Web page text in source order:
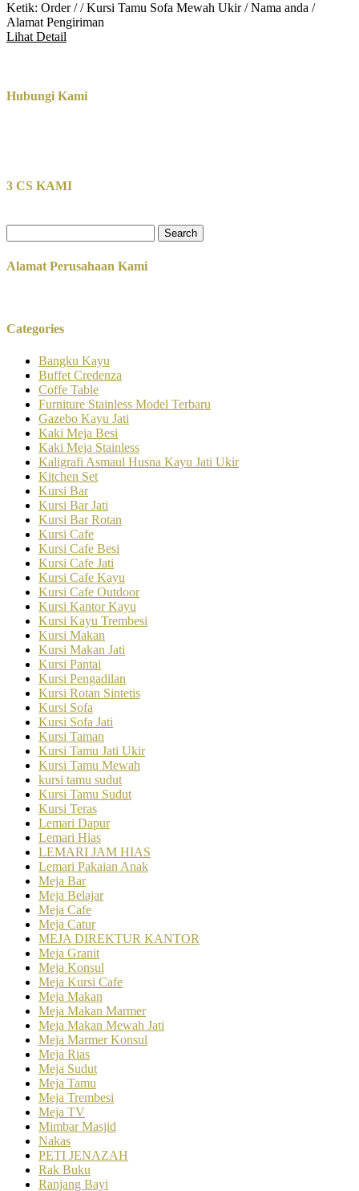
Ketik: Order / / Kursi Tamu Sofa Mewah Ukir / Nama anda /
Alamat Pengiriman
Lihat Detail
Hubungi Kami
3 CS KAMI
for:
Alamat Perusahaan Kami
Categories
Bangku Kayu
Buffet Credenza
Coffe Table
Furniture Stainless Model Terbaru
Gazebo Kayu Jati
Kaki Meja Besi
Kaki Meja Stainless
Kaligrafi Asmaul Husna Kayu Jati Ukir
Kitchen Set
Kursi Bar
Kursi Bar Jati
Kursi Bar Rotan
Kursi Cafe
Kursi Cafe Besi
Kursi Cafe Jati
Kursi Cafe Kayu
Kursi Cafe Outdoor
Kursi Kantor Kayu
Kursi Kayu Trembesi
Kursi Makan
Kursi Makan Jati
Kursi Pantai
Kursi Pengadilan
Kursi Rotan Sintetis
Kursi Sofa
Kursi Sofa Jati
Kursi Taman
Kursi Tamu Jati Ukir
Kursi Tamu Mewah
kursi tamu sudut
Kursi Tamu Sudut
Kursi Teras
Lemari Dapur
Lemari Hias
LEMARI JAM HIAS
Lemari Pakaian Anak
Meja Bar
Meja Belajar
Meja Cafe
Meja Catur
MEJA DIREKTUR KANTOR
Meja Granit
Meja Konsul
Meja Kursi Cafe
Meja Makan
Meja Makan Marmer
Meja Makan Mewah Jati
Meja Marmer Konsul
Meja Rias
Meja Sudut
Meja Tamu
Meja Trembesi
Meja TV
Mimbar Masjid
Nakas
PETI JENAZAH
Rak Buku
Ranjang Bayi